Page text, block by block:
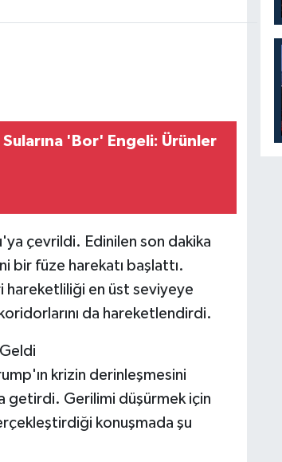
Sularına 'Bor' Engeli: Ürünler
çevrildi. Edinilen son dakika
bir füze harekatı başlattı.
hareketliliği en üst seviyeye
da hareketlendirdi.
krizin derinleşmesini
getirdi. Gerilimi düşürmek için
konuşmada şu